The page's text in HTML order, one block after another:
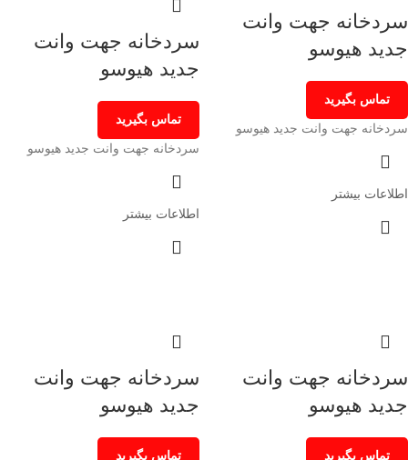
سردخانه جهت وانت
جدید هیوسو
تماس بگیرید
سردخانه جهت وانت جدید هیوسو
اطلاعات بیشتر
سردخانه جهت وانت
جدید هیوسو
تماس بگیرید
سردخانه جهت وانت جدید هیوسو
اطلاعات بیشتر
سردخانه جهت وانت
جدید هیوسو
تماس بگیرید
سردخانه جهت وانت
جدید هیوسو
تماس بگیرید